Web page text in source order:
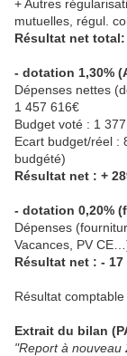
+ Autres
mutuelles, régul.
Résultat net total:
- dotation 1,30%
Dépenses nettes
1 457 616€
Budget voté : 1
Ecart budget/réel :
budgété)
Résultat net : +
- dotation 0,20%
Dépenses
Vacances, PV
Résultat net : - 17
Résultat
Extrait du bilan
"Report à nouveau